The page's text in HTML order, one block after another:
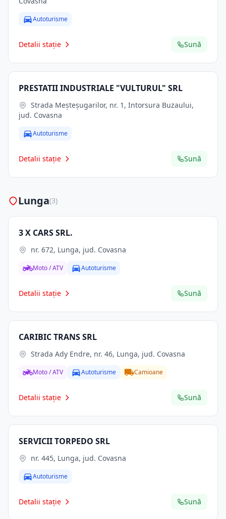
Autoturisme
Detalii stație Sună
PRESTATII INDUSTRIALE "VULTURUL" SRL
jud. Covasna
Autoturisme
Detalii stație Sună
Lunga(3)
3 X CARS SRL.
nr. 672, Lunga, jud. Covasna
Moto / ATV Autoturisme
Detalii stație Sună
CARIBIC TRANS SRL
Strada Ady Endre, nr. 46, Lunga, jud. Covasna
Moto / ATV Autoturisme Camioane
Detalii stație Sună
SERVICII TORPEDO SRL
nr. 445, Lunga, jud. Covasna
Autoturisme
Detalii stație Sună